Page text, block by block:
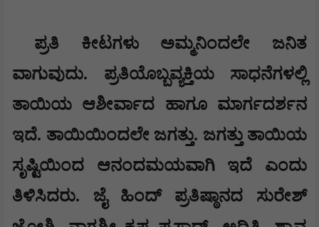
ಪ್ರತಿ ಕೀಟಗಳು ಅಮ್ಮನಿಂದಲೇ ಜನಿತ
ವಾಗುವುದು. ಪ್ರತಿಯೊಬ್ಬವ್ಯಕ್ತಿಯ ಸಾಧನೆಗಳಲ್ಲಿ
ತಾಯಿಯ ಆಶೀರ್ವಾದ ಹಾಗೂ ಮಾರ್ಗದರ್ಶನ
ಇದೆ. ತಾಯಿಯಿಂದಲೇ ಜಗತ್ತು. ಜಗತ್ತು ತಾಯಿಯ
ಸೃಷ್ಟಿಯಿಂದ ಆನಂದಮಯವಾಗಿ ಇದೆ ಎಂದು
ತಿಳಿಸಿದರು. ಜೈ ಹಿಂದ್ ಪ್ರತಿಷ್ಠಾನದ ಸುರೇಶ್